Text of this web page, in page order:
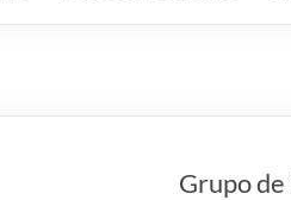
Grupo